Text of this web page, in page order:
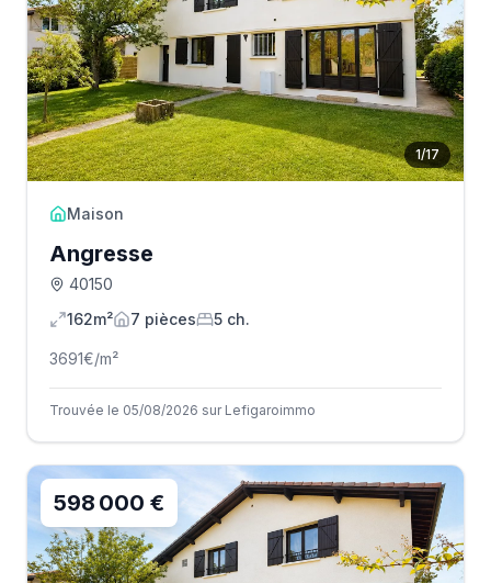
1/17
Maison
Angresse
40150
162m²
7 pièces 5 ch.
3691€/m²
Trouvée le 05/08/2026 sur Lefigaroimmo
598 000 €